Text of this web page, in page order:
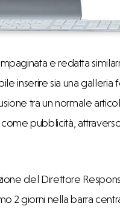
e redatta
inserire sia una galleria
tra un normale
pubblicità, attraverso
del Direttore
2 giorni nella barra